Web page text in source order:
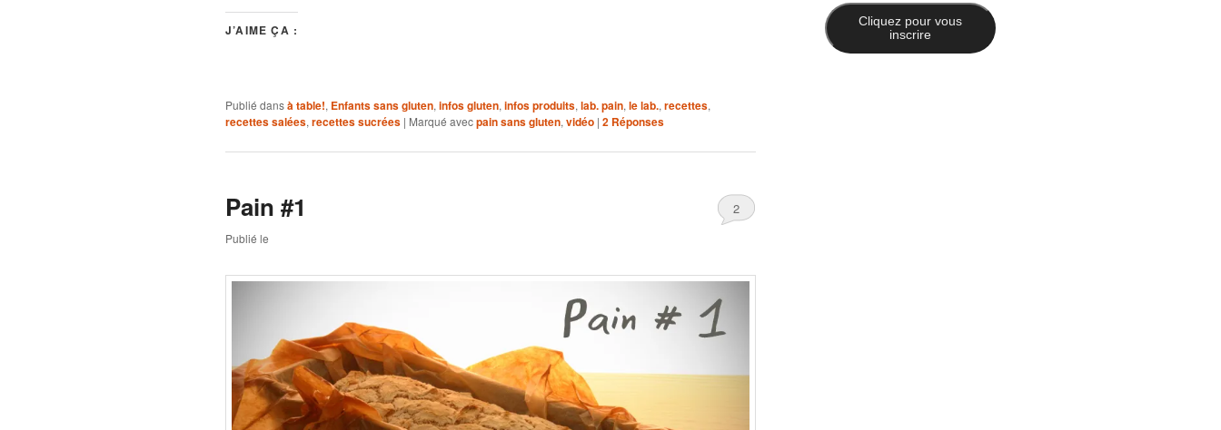
J’AIME ÇA :
Publié dansà table!, Enfants sans gluten, infos gluten, infos produits, lab. pain, le lab., recettes,
recettes salées, recettes sucrées | Marqué avecpain sans gluten, vidéo | 2 Réponses
Pain #1
Publié le
2
Cliquez pour vous
inscrire